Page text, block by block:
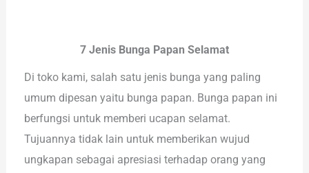
7 Jenis Bunga Papan Selamat
Di toko kami, salah satu jenis bunga yang paling
umum dipesan yaitu bunga papan. Bunga papan ini
berfungsi untuk memberi ucapan selamat.
Tujuannya tidak lain untuk memberikan wujud
ungkapan sebagai apresiasi terhadap orang yang